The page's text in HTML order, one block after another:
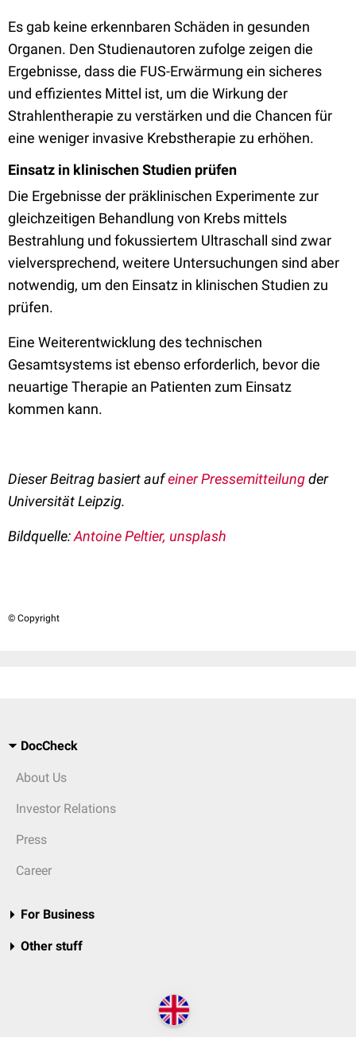
Es gab keine erkennbaren Schäden in gesunden
Organen. Den Studienautoren zufolge zeigen die
Ergebnisse, dass die FUS-Erwärmung ein sicheres
und effizientes Mittel ist, um die Wirkung der
Strahlentherapie zu verstärken und die Chancen für
eine weniger invasive Krebstherapie zu erhöhen.
Einsatz in klinischen Studien prüfen
Die Ergebnisse der präklinischen Experimente zur
gleichzeitigen Behandlung von Krebs mittels
Bestrahlung und fokussiertem Ultraschall sind zwar
vielversprechend, weitere Untersuchungen sind aber
notwendig, um den Einsatz in klinischen Studien zu
prüfen.
Eine Weiterentwicklung des technischen
Gesamtsystems ist ebenso erforderlich, bevor die
neuartige Therapie an Patienten zum Einsatz
kommen kann.
Dieser Beitrag basiert aufeiner Pressemitteilungder
Universität Leipzig.
Bildquelle:Antoine Peltier, unsplash
© Copyright
DocCheck
About Us
Investor Relations
Press
Career
For Business
Other stuff